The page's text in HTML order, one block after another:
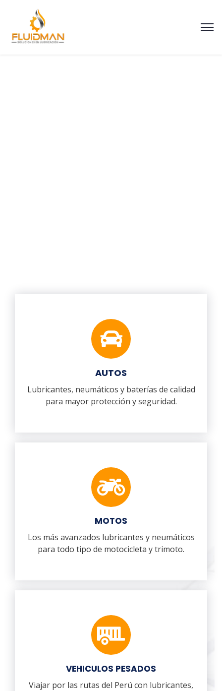
AUTOS
Lubricantes, neumáticos y baterías de calidad
para mayor protección y seguridad.
MOTOS
Los más avanzados lubricantes y neumáticos
para todo tipo de motocicleta y trimoto.
VEHICULOS PESADOS
Viajar por las rutas del Perú con lubricantes,